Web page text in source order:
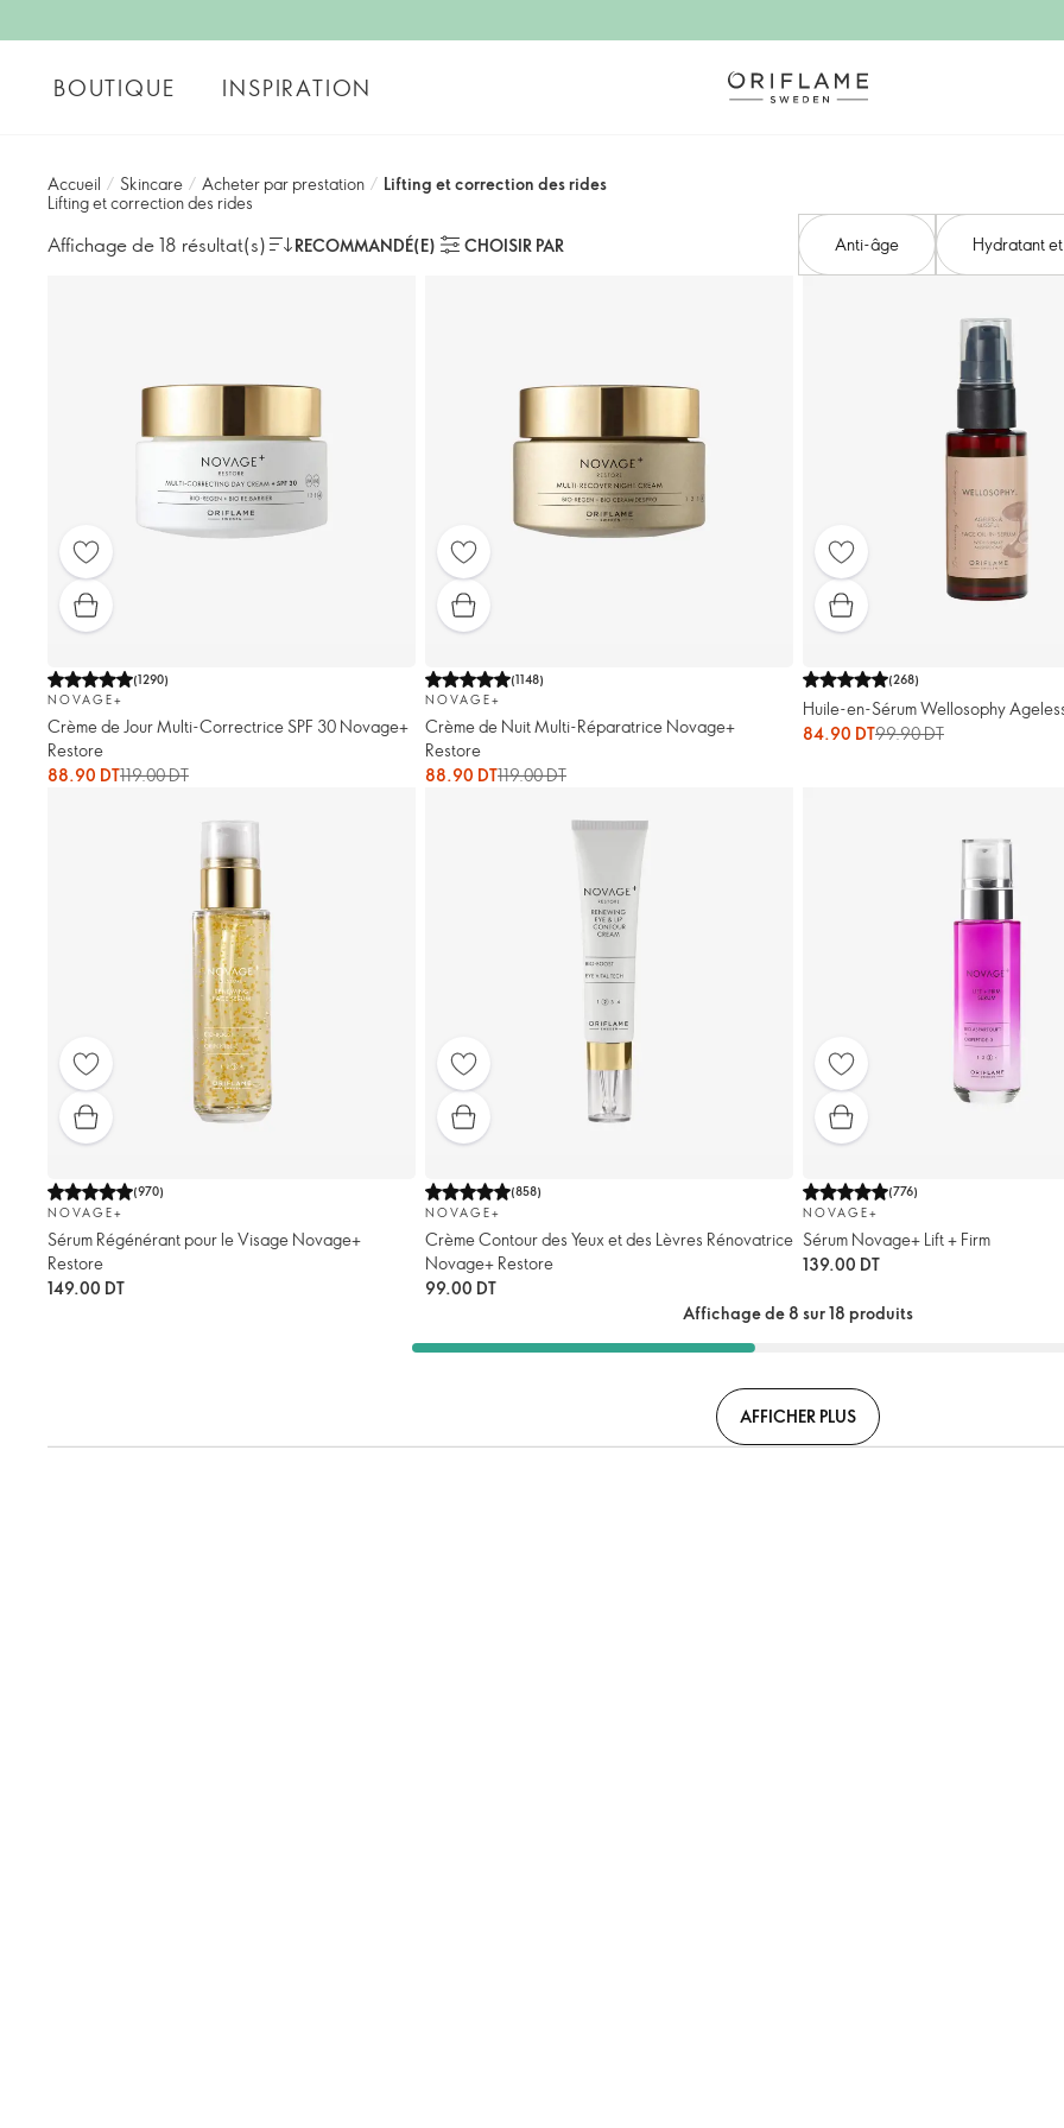
BOUTIQUE INSPIRATION
Accueil / Skincare / Acheter par prestation / Lifting et correction des rides
Lifting et correction des rides
Affichage de 18 résultat(s) RECOMMANDÉ(E) CHOISIR PAR Anti-âge Hydratant
(1290)
NOVAGE+
Crème de Jour Multi-Correctrice SPF 30 Novage+
Restore
88.90 DT119.00 DT
(1148)
NOVAGE+
Crème de Nuit Multi-Réparatrice Novage+
Restore
88.90 DT119.00 DT
(268)
Huile-en-Sérum Wellosophy
84.90 DT99.90 DT
(970)
NOVAGE+
Sérum Régénérant pour le Visage Novage+
Restore
149.00 DT
(858)
NOVAGE+
Crème Contour des Yeux et des Lèvres Rénovatrice
Novage+ Restore
99.00 DT
(776)
NOVAGE+
Sérum Novage+ Lift + Firm
139.00 DT
Affichage de 8 sur 18 produits
AFFICHER PLUS